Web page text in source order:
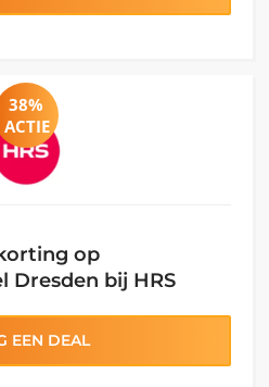
38%
ACTIE
op
Dresden bij HRS
EEN DEAL